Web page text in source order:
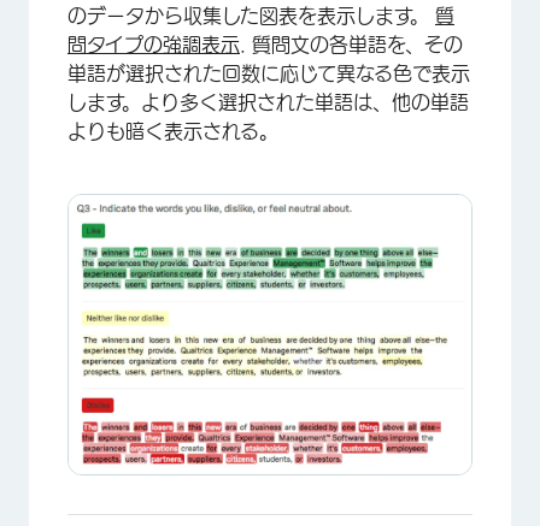
×
のデータから収集した図表を表示します。 質
問タイプの強調表示 . 質問文の各単語を、その
単語が選択された回数に応じて異なる色で表示
します。より多く選択された単語は、他の単語
よりも暗く表示される。